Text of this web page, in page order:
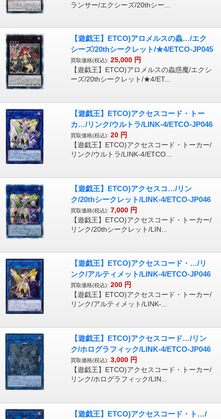
ランサー/エクシーズ/20thシー...
【遊戯王】ETCO)アロメルスの蟲…/エク
シーズ/20thシークレット/★4/ETCO-JP045
買取価格(税込): 25,000 円
【遊戯王】ETCO)アロメルスの蟲惑魔/エクシ
ーズ/20thシークレット/★4/ET...
【遊戯王】ETCO)アクセスコード・トー
カ…/リンク/ウルトラ/LINK-4/ETCO-JP046
買取価格(税込): 20 円
【遊戯王】ETCO)アクセスコード・トーカー/
リンク/ウルトラ/LINK-4/ETCO...
【遊戯王】ETCO)アクセスコ…/リン
ク/20thシークレット/LINK-4/ETCO-JP046
買取価格(税込): 7,000 円
【遊戯王】ETCO)アクセスコード・トーカー/
リンク/20thシークレット/LIN...
【遊戯王】ETCO)アクセスコード・…/リ
ンク/アルティメット/LINK-4/ETCO-JP046
買取価格(税込): 200 円
【遊戯王】ETCO)アクセスコード・トーカー/
リンク/アルティメット/LINK-...
【遊戯王】ETCO)アクセスコード…/リン
ク/ホログラフィック/LINK-4/ETCO-JP046
買取価格(税込): 3,000 円
【遊戯王】ETCO)アクセスコード・トーカー/
リンク/ホログラフィック/LIN...
【遊戯王】ETCO)アクセスコード・ト…/